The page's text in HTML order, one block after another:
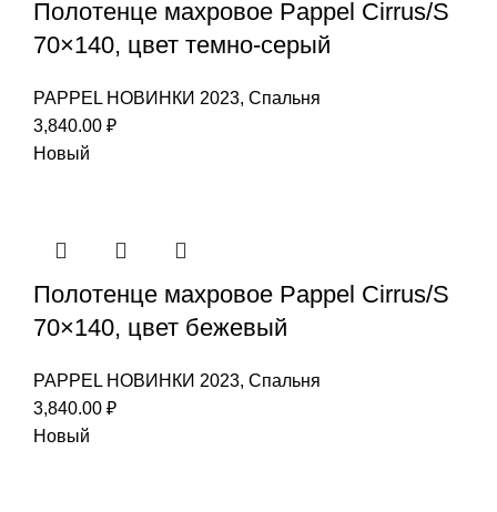
Полотенце махровое Pappel Cirrus/S
70×140, цвет темно-серый
PAPPEL НОВИНКИ 2023, Спальня
3,840.00 ₽
Новый
Полотенце махровое Pappel Cirrus/S
70×140, цвет бежевый
PAPPEL НОВИНКИ 2023, Спальня
3,840.00 ₽
Новый